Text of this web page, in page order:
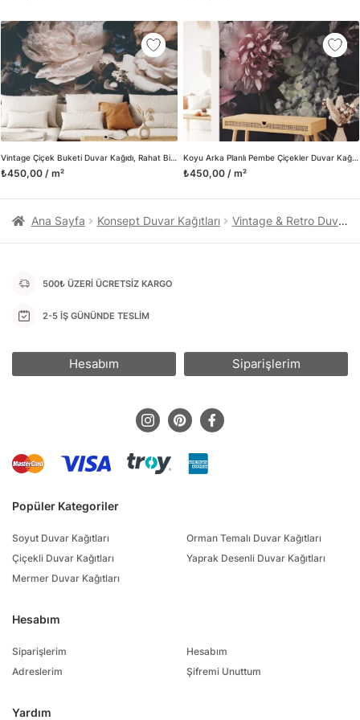
Vintage Çiçek Buketi Duvar Kağıdı, Rahat Bir Kır Evi Görünümü için Nostaljik Duvar Posteri
₺450,00 / m²
Koyu Arka Planlı Pembe Çiçekler Duvar Kağıdı, Romantik ve Büyüleyici Yatak Odası için Duvar Posteri
₺450,00 / m²
üretimini ve satışını yapmaktadır. Duvar tasarımının önemini
biliyor ve evin en kritik dekorasyon alanı olduğunu kabul
ediyoruz. Bu nedenle ürün yelpazemizi sürekli genişletiyor ve
trendlere ayak uydurmanın yanı sıra yeni trendlerin oluşumunda
da öncü rol üstleniyoruz.
Herhangi bir soru ya da sorununuz olursa bizimle iletişime
geçebilirsiniz.
Ana Sayfa Konsept Duvar Kağıtları Vintage & Retro Duvar Kağıtları
Popüler Kategoriler
Soyut Duvar Kağıtları
Çiçekli Duvar Kağıtları
Mermer Duvar Kağıtları
Orman Temalı Duvar Kağıtları
Yaprak Desenli Duvar Kağıtları
Hesabım
Siparişlerim
Adreslerim
Hesabım
Şifremi Unuttum
Yardım
500₺ ÜZERİ ÜCRETSİZ KARGO
2-5 İŞ GÜNÜNDE TESLİM
Hesabım Siparişlerim